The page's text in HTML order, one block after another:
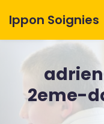
Ippon Soignies
2eme-